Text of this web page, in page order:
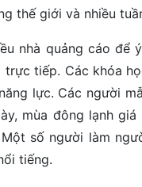
thế giới và nhiều
nhà quảng cáo để
tiếp. Các khóa
lực. Các người
mùa đông lạnh
số người làm
tiếng.